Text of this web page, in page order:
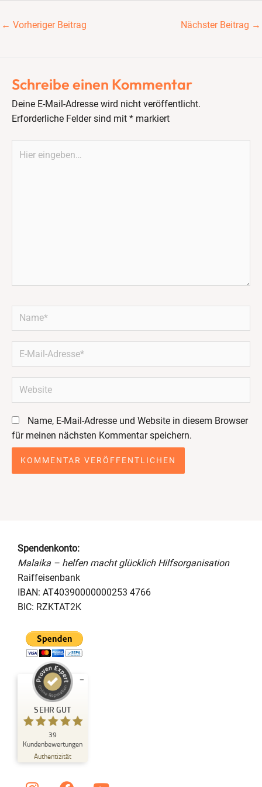
← Vorheriger Beitrag Nächster Beitrag →
Schreibe einen Kommentar
Deine E-Mail-Adresse wird nicht veröffentlicht.
Erforderliche Felder sind mit * markiert
eingeben…
Name*
Adresse*
Website
Name, E-Mail-Adresse und Website in diesem Browser
für meinen nächsten Kommentar speichern.
Spendenkonto:
Malaika – helfen macht glücklich Hilfsorganisation
Raiffeisenbank
IBAN: AT40390000000253 4766
BIC: RZKTAT2K
SEHR GUT
39
Kundenbewertungen
Authentizität
Kundenbewertungen und
Erfahrungen zu
Das Malaika Projekt
SEHR GUT
I
F
Y